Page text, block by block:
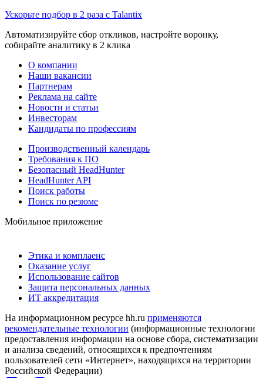
Ускорьте подбор в 2 раза с Talantix
Автоматизируйте сбор откликов, настройте воронку,
собирайте аналитику в 2 клика
О компании
Наши вакансии
Партнерам
Реклама на сайте
Новости и статьи
Инвесторам
Кандидаты по профессиям
Производственный календарь
Требования к ПО
Безопасный HeadHunter
HeadHunter API
Поиск работы
Поиск по резюме
Мобильное приложение
Этика и комплаенс
Оказание услуг
Использование сайтов
Защита персональных данных
ИТ аккредитация
На информационном ресурсе hh.ru применяются
рекомендательные технологии (информационные технологии
предоставления информации на основе сбора, систематизации
и анализа сведений, относящихся к предпочтениям
пользователей сети «Интернет», находящихся на территории
Российской Федерации)